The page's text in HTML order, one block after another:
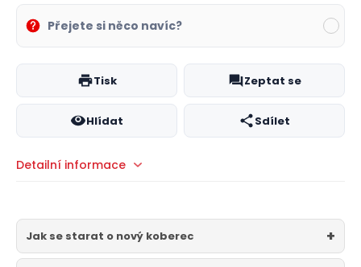
Přejete si něco navíc?
Tisk Zeptat se
Hlídat Sdílet
Detailní informace
Jak se starat o nový koberec